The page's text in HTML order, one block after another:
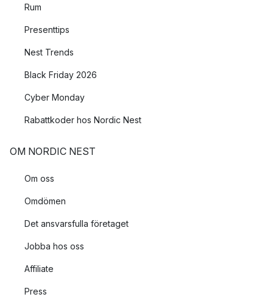
Rum
Presenttips
Nest Trends
Black Friday 2026
Cyber Monday
Rabattkoder hos Nordic Nest
OM NORDIC NEST
Om oss
Omdömen
Det ansvarsfulla företaget
Jobba hos oss
Affiliate
Press